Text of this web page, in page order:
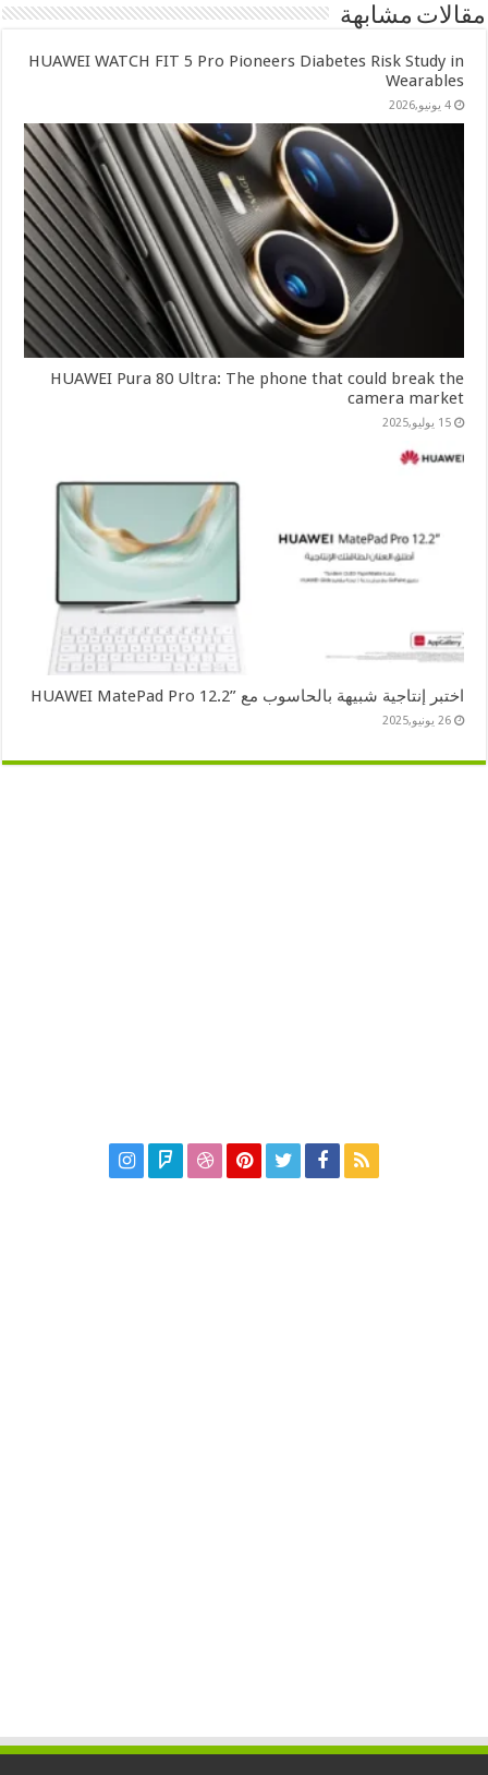
مقالات مشابهة
HUAWEI WATCH FIT 5 Pro Pioneers Diabetes Risk Study in
Wearables
4 يونيو,2026
HUAWEI Pura 80 Ultra: The phone that could break the
camera market
15 يوليو,2025
اختبر إنتاجية شبيهة بالحاسوب مع ”HUAWEI MatePad Pro 12.2
26 يونيو,2025